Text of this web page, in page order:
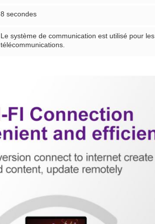
8 secondes
Le système de communication est utilisé pour les
télécommunications.